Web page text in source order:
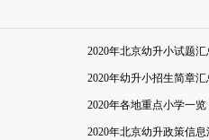
2020年北京幼升小试题汇
2020年幼升小招生简章汇
2020年各地重点小学一览
2020年北京幼升政策信息